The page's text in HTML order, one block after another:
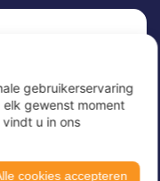
om
en op de
gebruikerservaring
gewenst moment
u in ons
cookies accepteren